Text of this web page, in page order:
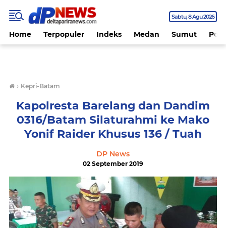
Sabtu 8 Agu 2026
Home Terpopuler Indeks Medan Sumut
› Kepri-Batam
Kapolresta Barelang dan Dandim
0316/Batam Silaturahmi ke Mako
Yonif Raider Khusus 136 / Tuah
DP News
02 September 2019